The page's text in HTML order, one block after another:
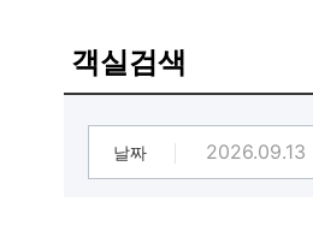
자세한 내용은 프런트로 문
[♥️감성 일몰뷰 풀빌라 경주
브라운도트 경주양남점을
오션뷰 풀빌라 객실에서
지금 바로 예약하고, 감성
[이용 안내]
객실검색
날짜